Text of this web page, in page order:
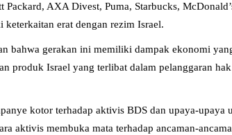
AXA Divest, Puma, Starbucks,
keterkaitan erat dengan rezim Israel.
bahwa gerakan ini memiliki dampak ekonomi
produk Israel yang terlibat dalam pelanggaran hak
kotor terhadap aktivis BDS dan upaya-upaya
aktivis membuka mata terhadap ancaman-